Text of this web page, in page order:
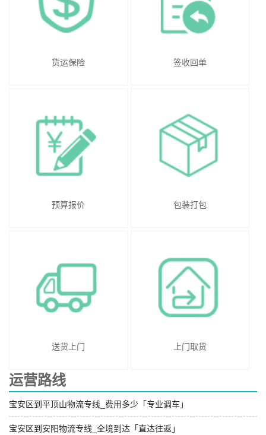
货运保险 签收回单
预算报价 包装打包
送货上门 上门取货
运营路线
宝安区到平顶山物流专线_费用多少「专业调车」
宝安区到安阳物流专线_全境到达「直达往返」